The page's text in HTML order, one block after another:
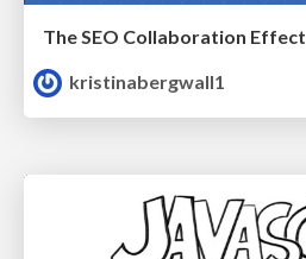
The SEO Collaboration Effect
kristinabergwall1